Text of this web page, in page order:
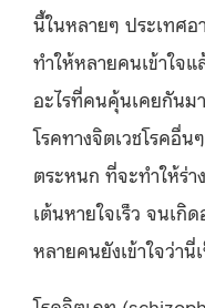
นี้ในหลายๆ ประเทศอ
ทำให้หลายคนเข้าใจ
อะไรที่คนคุ้นเคยกันม
โรคทางจิตเวชโรคอื่
ตระหนก ที่จะทำให้ร่า
เต้นหายใจเร็ว จนเกิ
หลายคนยังเข้าใจว่านี่